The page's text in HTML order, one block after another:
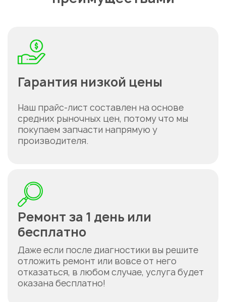
Гарантия низкой цены
Наш прайс-лист составлен на основе
средних рыночных цен, потому что мы
покупаем запчасти напрямую у
производителя.
Ремонт за 1 день или
бесплатно
Даже если после диагностики вы решите
отложить ремонт или вовсе от него
отказаться, в любом случае, услуга будет
оказана бесплатно!